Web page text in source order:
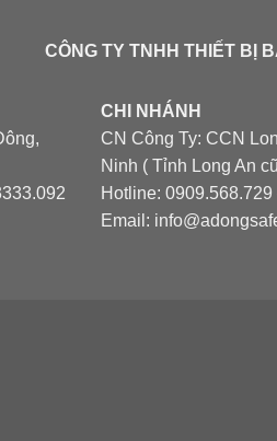
CÔNG TY TNHH THIẾT BỊ
CHI NHÁNH
CN Công Ty: CCN
Ninh ( Tỉnh Long An
Hotline:
Email: